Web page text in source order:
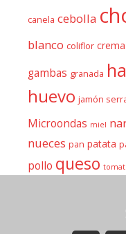
canela cebolla
blanco coliflor
gambas granada
huevo jamón
Microondas miel
nueces pan patata
pollo queso